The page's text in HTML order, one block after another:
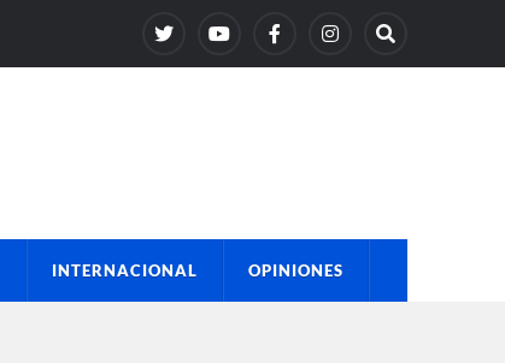
INTERNACIONAL OPINIONES